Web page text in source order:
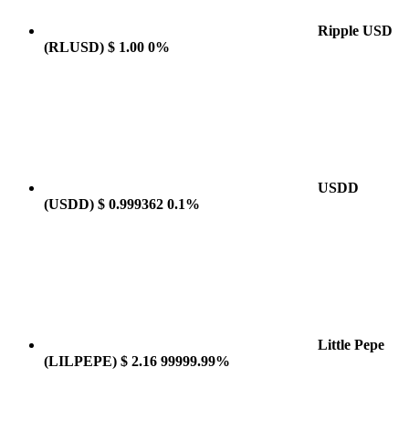
Ripple USD
(RLUSD) $ 1.00 0%
USDD
(USDD) $ 0.999362 0.1%
Little Pepe
(LILPEPE) $ 2.16 99999.99%